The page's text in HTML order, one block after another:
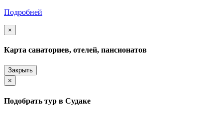
Подробней
×
Карта санаториев, отелей, пансионатов
Закрыть
×
Подобрать тур в Судаке